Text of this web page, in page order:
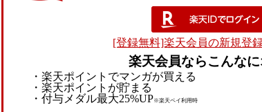
[登録無料]楽天会員の新規登
楽天会員ならこんな
・楽天ポイントでマンガが買える
・楽天ポイントが貯まる
・付与メダル最大25%UP※楽天ペイ利用時